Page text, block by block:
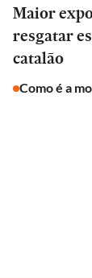
Maior
resgatar
catalão
Como é a